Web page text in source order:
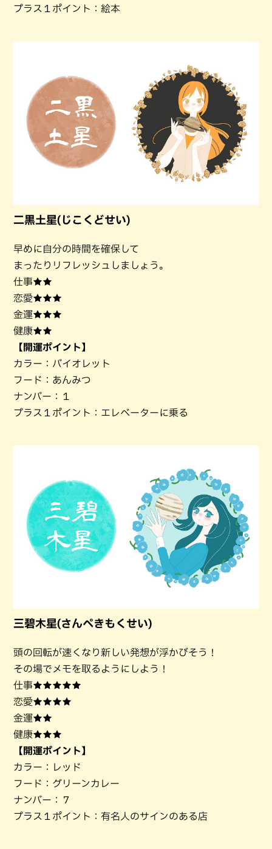
プラス１ポイント：絵本
二黒土星(じこくどせい)
早めに自分の時間を確保して
まったりリフレッシュしましょう。
仕事★★
恋愛★★★
金運★★★
健康★★
【開運ポイント】
カラー：バイオレット
フード：あんみつ
ナンバー：１
プラス１ポイント：エレベーターに乗る
三碧木星(さんぺきもくせい)
頭の回転が速くなり新しい発想が浮かびそう！
その場でメモを取るようにしよう！
仕事★★★★★
恋愛★★★★
金運★★
健康★★★
【開運ポイント】
カラー：レッド
フード：グリーンカレー
ナンバー：７
プラス１ポイント：有名人のサインのある店